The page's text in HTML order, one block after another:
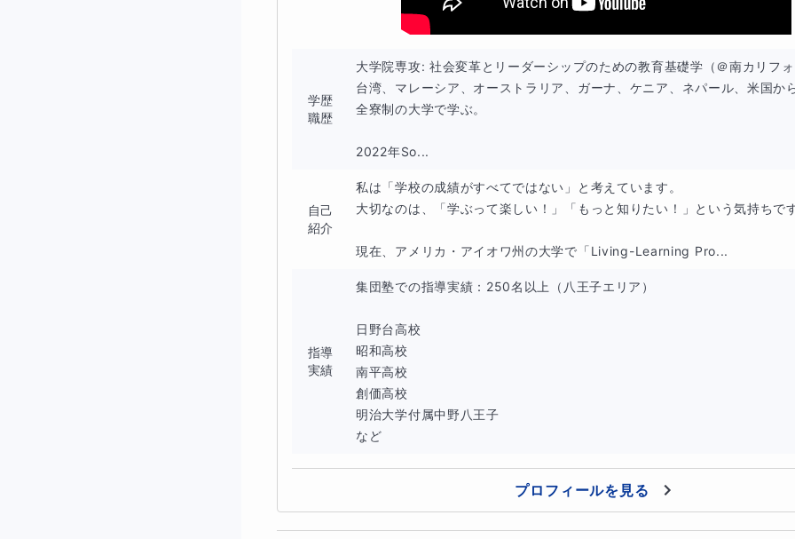
基本的な概念や用語の理解
論理的思考の訓練
2.論理的な文章の書き方
論理的な構成の作成
原稿の整理・校正の方法
3.データの分析方法
データの収集・整理の方法
データの分析手法
問題解決のための手順
学歴
職歴
大学院専攻: 社会変革とリーダーシップのための教育基礎学（＠南カリフォ
台湾、マレーシア、オーストラリア、ガーナ、ケニア、ネパール、米国か
全寮制の大学で学ぶ。
2022年So...
自己
紹介
私は「学校の成績がすべてではない」と考えています。
大切なのは、「学ぶって楽しい！」「もっと知りたい！」という気持ちです
現在、アメリカ・アイオワ州の大学で「Living-Learning Pro...
指導
実績
集団塾での指導実績：250名以上（八王子エリア）
日野台高校
昭和高校
南平高校
創価高校
明治大学付属中野八王子
など
プロフィールを見る